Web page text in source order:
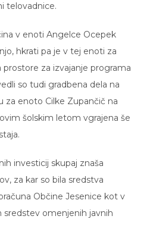
telovadnice.
v enoti Angelce Ocepek
hkrati pa je v tej enoti za
za izvajanje programa
so tudi gradbena dela na
za enoto Cilke Zupančič na
šolskim letom vgrajena še
investicij skupaj znaša
za kar so bila sredstva
Občine Jesenice kot v
sredstev omenjenih javnih